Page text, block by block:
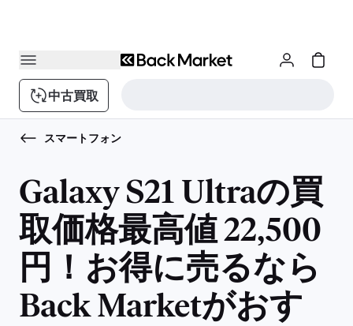
中古買取
スマートフォン
Galaxy S21 Ultraの買
取価格最高値 22,500
円！お得に売るなら
Back Marketがおす